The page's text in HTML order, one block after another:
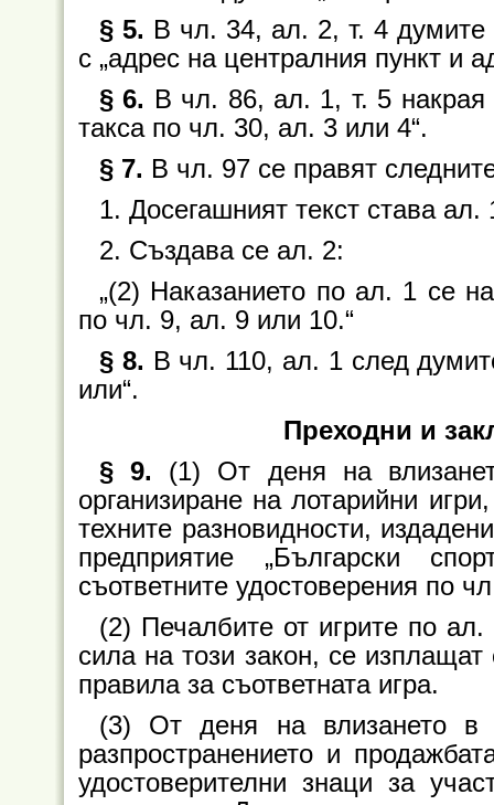
§ 5. В чл. 34, ал. 2, т. 4 думите
с „адрес на централния пункт и
§ 6. В чл. 86, ал. 1, т. 5
такса по чл. 30, ал. 3 или 4“.
§ 7. В чл. 97 се правят
1. Досегашният текст става ал.
2. Създава се ал. 2:
„(2) Наказанието по ал. 1 се
по чл. 9, ал. 9 или 10.“
§ 8. В чл. 110, ал. 1 след
или“.
Преходни и
§ 9. (1) От деня на
организиране на лотарийни
техните разновидности,
предприятие „Български
съответните удостоверения по
(2) Печалбите от игрите по
сила на този закон, се
правила за съответната игра.
(3) От деня на влизането в
разпространението и
удостоверителни знаци за